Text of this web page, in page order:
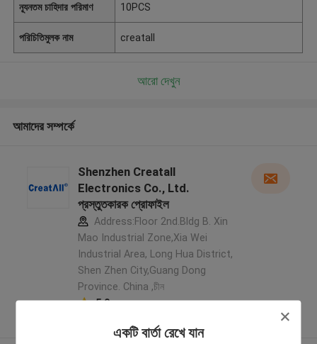
একটি বার্তা রেখে যান
ন্যূনতম চাহিদার পরিমাণ 10PCS
পরিচিতিমুলক নাম creatall
আরো দেখুন
আমাদের সম্পর্কে
Shenzhen Creatall
Electronics Co., Ltd.
প্রস্তুতকারক প্রোফাইল
Address:Floor 2nd.Bldg B. Xin
Mao Industrial Zone,Xia Wei
Industrial Area, Long Hua District,
Shen Zhen City,Guang Dong
Province. China ,চীন
5.0